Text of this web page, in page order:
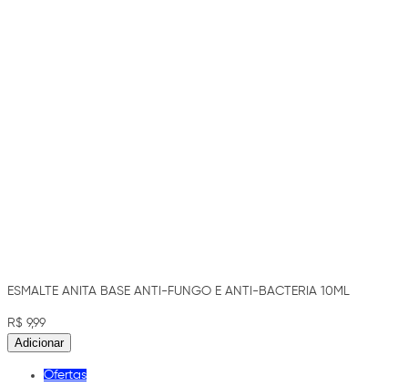
ESMALTE ANITA BASE ANTI-FUNGO E ANTI-BACTERIA 10ML
R$ 9,99
Adicionar
Ofertas